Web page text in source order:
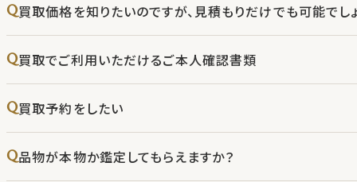
買取価格を知りたいのですが、見積もりだけでも可能でし
買取でご利用いただけるご本人確認書類
買取予約をしたい
品物が本物か鑑定してもらえますか？